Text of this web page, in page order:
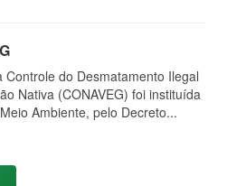
do Desmatamento Ilegal
Nativa (CONAVEG) foi instituída
Ambiente, pelo Decreto...